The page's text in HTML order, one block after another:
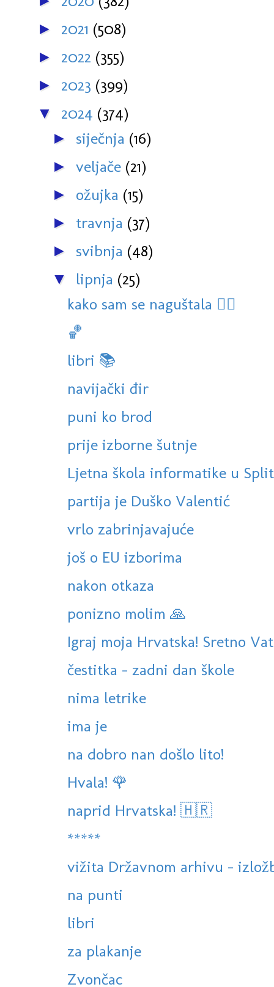
► 2021 (508)
► 2022 (355)
► 2023 (399)
▼ 2024 (374)
► siječnja (16)
► veljače (21)
► ožujka (15)
► travnja (37)
► svibnja (48)
▼ lipnja (25)
kako sam se naguštala 🏊‍♀️
🏀
libri 📚
navijački đir
puni ko brod
prije izborne šutnje
Ljetna škola informatike u
partija je Duško Valentić
vrlo zabrinjavajuće
još o EU izborima
nakon otkaza
ponizno molim 🙏
Igraj moja Hrvatska! Sretno
čestitka - zadni dan škole
nima letrike
ima je
na dobro nan došlo lito!
Hvala! 🌹
naprid Hrvatska! 🇭🇷
*****
vižita Državnom arhivu -
na punti
libri
za plakanje
Zvončac